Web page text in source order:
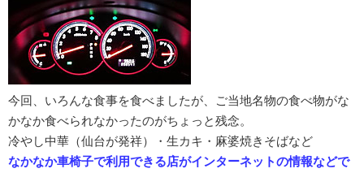
今回、いろんな食事を食べましたが、ご当地名物の食べ物がな
かなか食べられなかったのがちょっと残念。
冷やし中華（仙台が発祥）・生カキ・麻婆焼きそばなど
なかなか車椅子で利用できる店がインターネットの情報などで